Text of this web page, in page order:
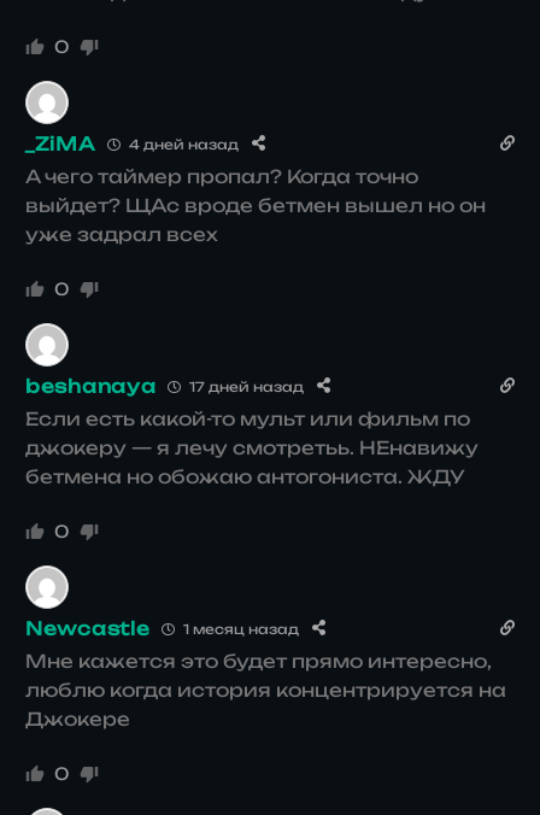
0
_ZiMA 4 дней назад
А чего таймер пропал? Когда точно
выйдет? ЩАс вроде бетмен вышел но он
уже задрал всех
0
beshanaya 17 дней назад
Если есть какой-то мульт или фильм по
джокеру — я лечу смотретьь. НЕнавижу
бетмена но обожаю антогониста. ЖДУ
0
Newcastle 1 месяц назад
Мне кажется это будет прямо интересно,
люблю когда история концентрируется на
Джокере
0